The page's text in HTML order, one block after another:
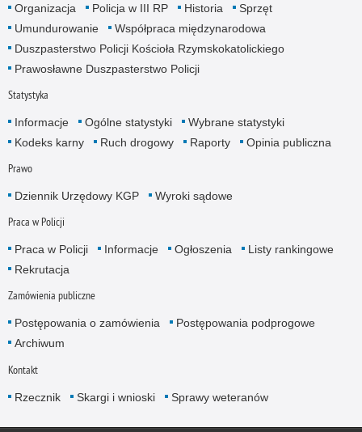
Organizacja
Policja w III RP Historia
Sprzęt
Umundurowanie
Współpraca międzynarodowa
Duszpasterstwo Policji Kościoła Rzymskokatolickiego
Prawosławne Duszpasterstwo Policji
Statystyka
Informacje Ogólne statystyki
Wybrane statystyki
Kodeks karny
Ruch drogowy Raporty Opinia publiczna
Prawo
Dziennik Urzędowy KGP Wyroki sądowe
Praca w Policji
Praca w Policji Informacje Ogłoszenia
Listy rankingowe
Rekrutacja
Zamówienia publiczne
Postępowania o zamówienia
Postępowania podprogowe
Archiwum
Kontakt
Rzecznik Skargi i wnioski Sprawy weteranów